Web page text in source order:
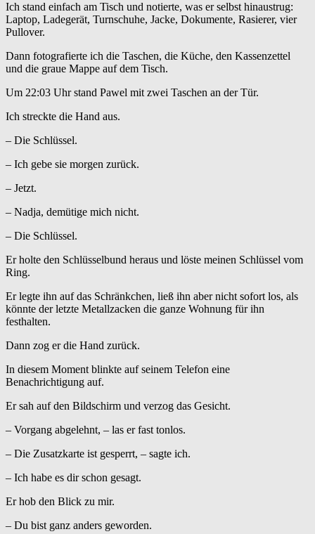
Ich stand einfach am Tisch und notierte, was er selbst hinaustrug:
Laptop, Ladegerät, Turnschuhe, Jacke, Dokumente, Rasierer, vier
Pullover.
Dann fotografierte ich die Taschen, die Küche, den Kassenzettel
und die graue Mappe auf dem Tisch.
Um 22:03 Uhr stand Pawel mit zwei Taschen an der Tür.
Ich streckte die Hand aus.
– Die Schlüssel.
– Ich gebe sie morgen zurück.
– Jetzt.
– Nadja, demütige mich nicht.
– Die Schlüssel.
Er holte den Schlüsselbund heraus und löste meinen Schlüssel vom
Ring.
Er legte ihn auf das Schränkchen, ließ ihn aber nicht sofort los, als
könnte der letzte Metallzacken die ganze Wohnung für ihn
festhalten.
Dann zog er die Hand zurück.
In diesem Moment blinkte auf seinem Telefon eine
Benachrichtigung auf.
Er sah auf den Bildschirm und verzog das Gesicht.
– Vorgang abgelehnt, – las er fast tonlos.
– Die Zusatzkarte ist gesperrt, – sagte ich.
– Ich habe es dir schon gesagt.
Er hob den Blick zu mir.
– Du bist ganz anders geworden.